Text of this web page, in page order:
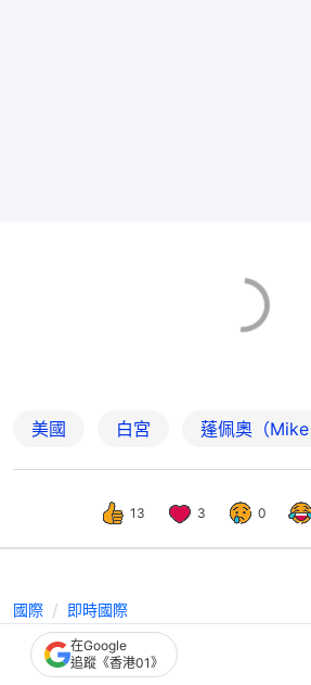
美國 白宮 蓬佩奧（Mike
13 3 0
國際 即時國際
伊波拉病毒持續肆虐非
在Google
追蹤《香港01》